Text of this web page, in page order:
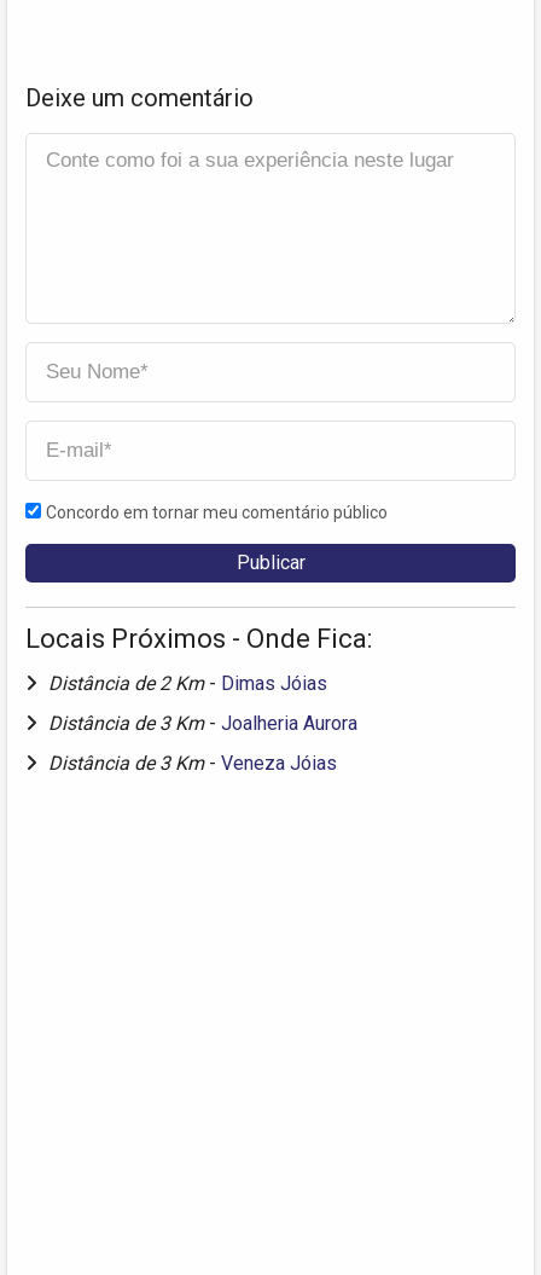
Deixe um comentário
Concordo em tornar meu comentário público
Locais Próximos - Onde Fica:
Distância de 2 Km - Dimas Jóias
Distância de 3 Km - Joalheria Aurora
Distância de 3 Km - Veneza Jóias